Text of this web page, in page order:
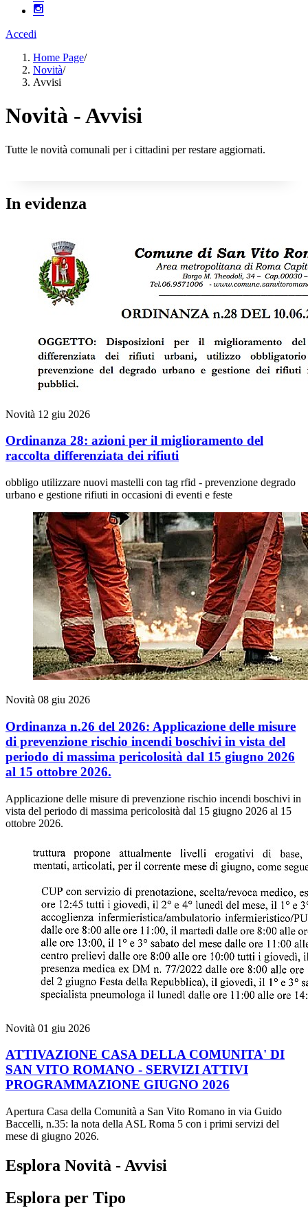
Accedi
Home Page/
Novità/
Avvisi
Novità - Avvisi
Tutte le novità comunali per i cittadini per restare aggiornati.
In evidenza
Novità 12 giu 2026
Ordinanza 28: azioni per il miglioramento del
raccolta differenziata dei rifiuti
obbligo utilizzare nuovi mastelli con tag rfid - prevenzione degrado
urbano e gestione rifiuti in occasioni di eventi e feste
Novità 08 giu 2026
Ordinanza n.26 del 2026: Applicazione delle misure
di prevenzione rischio incendi boschivi in vista del
periodo di massima pericolosità dal 15 giugno 2026
al 15 ottobre 2026.
Applicazione delle misure di prevenzione rischio incendi boschivi in
vista del periodo di massima pericolosità dal 15 giugno 2026 al 15
ottobre 2026.
Novità 01 giu 2026
ATTIVAZIONE CASA DELLA COMUNITA' DI
SAN VITO ROMANO - SERVIZI ATTIVI
PROGRAMMAZIONE GIUGNO 2026
Apertura Casa della Comunità a San Vito Romano in via Guido
Baccelli, n.35: la nota della ASL Roma 5 con i primi servizi del
mese di giugno 2026.
Esplora Novità - Avvisi
Esplora per Tipo